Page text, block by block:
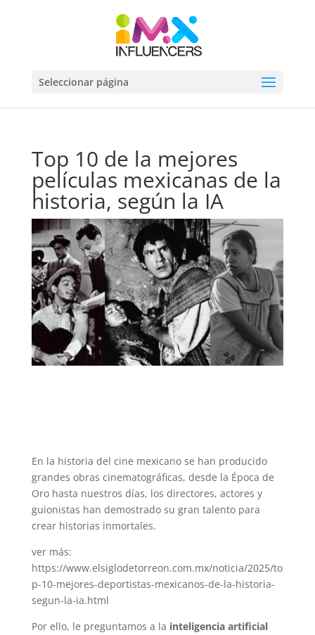
Seleccionar página
Top 10 de la mejores
películas mexicanas de la
historia, según la IA
En la historia del cine mexicano se han producido
grandes obras cinematográficas, desde la Época de
Oro hasta nuestros días, los directores, actores y
guionistas han demostrado su gran talento para
crear historias inmortales.
ver más:
https://www.elsiglodetorreon.com.mx/noticia/2025/to
p-10-mejores-deportistas-mexicanos-de-la-historia-
segun-la-ia.html
Por ello, le preguntamos a la inteligencia artificial